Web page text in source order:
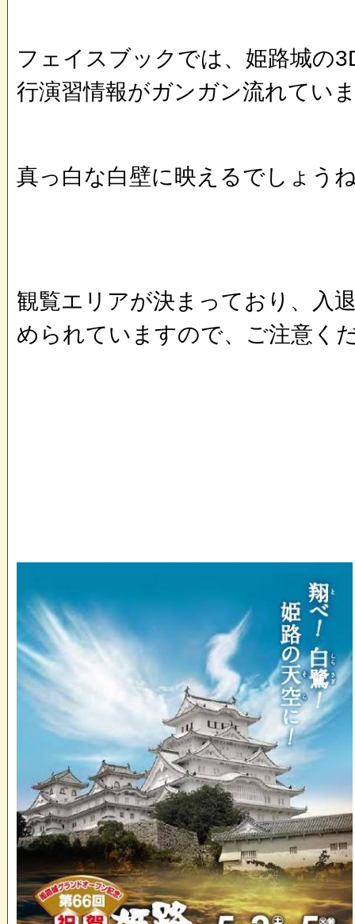
フェイスブックでは、姫路城の
行演習情報がガンガン流れてい
真っ白な白壁に映えるでしょう
観覧エリアが決まっており、入
められていますので、ご注意く